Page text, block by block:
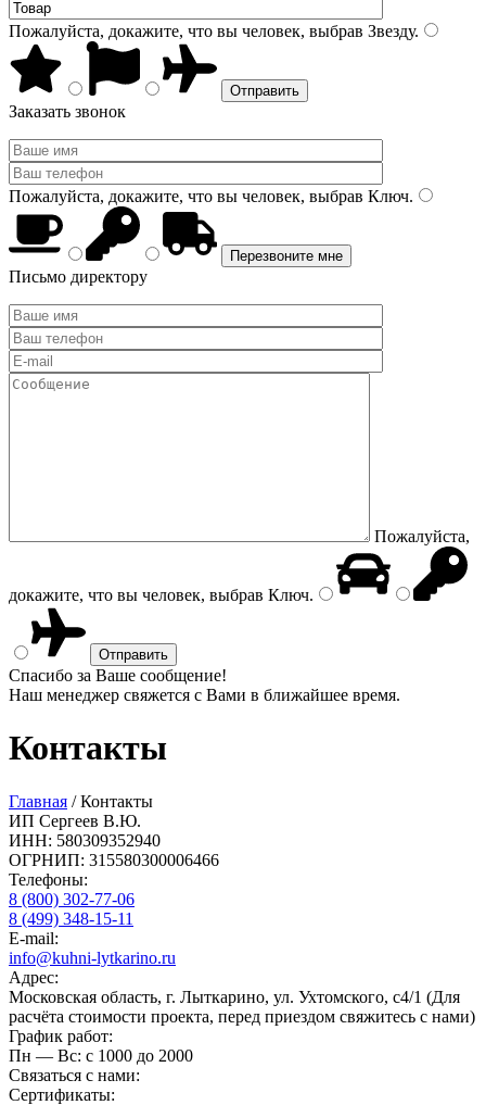
Пожалуйста, докажите, что вы человек, выбрав Звезду.
Заказать звонок
Пожалуйста, докажите, что вы человек, выбрав Ключ.
Письмо директору
Пожалуйста,
докажите, что вы человек, выбрав Ключ.
Спасибо за Ваше сообщение!
Наш менеджер свяжется с Вами в ближайшее время.
Контакты
Главная /Контакты
ИП Сергеев В.Ю.
ИНН: 580309352940
ОГРНИП: 315580300006466
Телефоны:
8 (800) 302-77-06
8 (499) 348-15-11
E-mail:
info@kuhni-lytkarino.ru
Адрес:
Московская область, г. Лыткарино, ул. Ухтомского, с4/1 (Для
расчёта стоимости проекта, перед приездом свяжитесь с нами)
График работ:
Пн — Вс: с 1000 до 2000
Связаться с нами:
Сертификаты: